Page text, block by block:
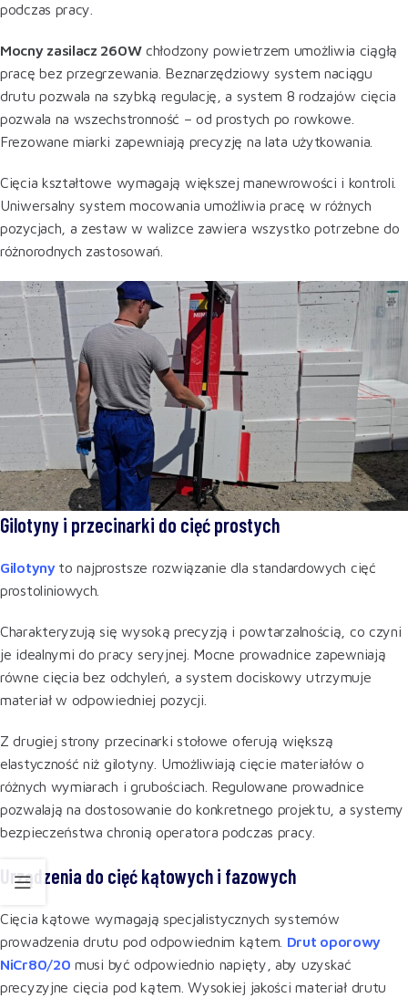
podczas pracy.
Mocny zasilacz 260Wchłodzony powietrzem umożliwia ciągłą
pracę bez przegrzewania. Beznarzędziowy system naciągu
drutu pozwala na szybką regulację, a system 8 rodzajów cięcia
pozwala na wszechstronność – od prostych po rowkowe.
Frezowane miarki zapewniają precyzję na lata użytkowania.
Cięcia kształtowe wymagają większej manewrowości i kontroli.
Uniwersalny system mocowania umożliwia pracę w różnych
pozycjach, a zestaw w walizce zawiera wszystko potrzebne do
różnorodnych zastosowań.
Gilotyny i przecinarki do cięć prostych
Gilotyny to najprostsze rozwiązanie dla standardowych cięć
prostoliniowych.
Charakteryzują się wysoką precyzją i powtarzalnością, co czyni
je idealnymi do pracy seryjnej. Mocne prowadnice zapewniają
równe cięcia bez odchyleń, a system dociskowy utrzymuje
materiał w odpowiedniej pozycji.
Z drugiej strony przecinarki stołowe oferują większą
elastyczność niż gilotyny. Umożliwiają cięcie materiałów o
różnych wymiarach i grubościach. Regulowane prowadnice
pozwalają na dostosowanie do konkretnego projektu, a systemy
bezpieczeństwa chronią operatora podczas pracy.
Urządzenia do cięć kątowych i fazowych
Cięcia kątowe wymagają specjalistycznych systemów
prowadzenia drutu pod odpowiednim kątem. Drut oporowy
NiCr80/20 musi być odpowiednio napięty, aby uzyskać
precyzyjne cięcia pod kątem. Wysokiej jakości materiał drutu